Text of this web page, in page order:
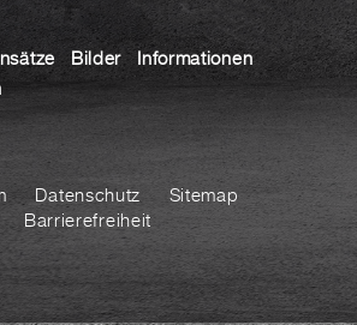
Bilder
Informationen
Datenschutz
Sitemap
Barrierefreiheit